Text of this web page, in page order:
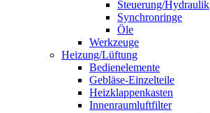
Steuerung/Hydraulik
Synchronringe
Öle
Werkzeuge
Heizung/Lüftung
Bedienelemente
Gebläse-Einzelteile
Heizklappenkasten
Innenraumluftfilter